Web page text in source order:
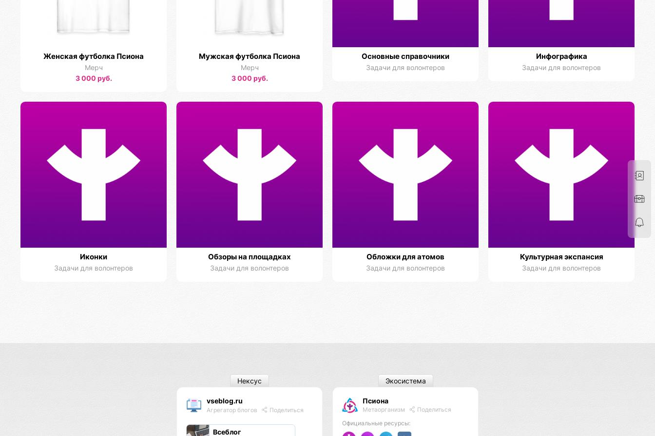
Женская футболка Псиона
Мерч
3 000 руб.
Мужская футболка Псиона
Мерч
3 000 руб.
Основные справочники
Задачи для волонтеров
Инфографика
Задачи для волонтеров
Иконки
Задачи для волонтеров
Обзоры на площадках
Задачи для волонтеров
Обложки для атомов
Задачи для волонтеров
Культурная экспансия
Задачи для волонтеров
vseblog.ru
Агрегатор блогов Поделиться
Всеблог
Нексус
Псиона
Метаорганизм
Поделиться
Официальные ресурсы:
Экосистема